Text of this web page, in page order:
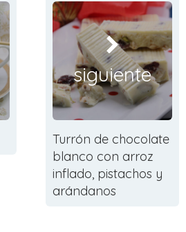
siguiente
Turrón de chocolate
blanco con arroz
inflado, pistachos y
arándanos